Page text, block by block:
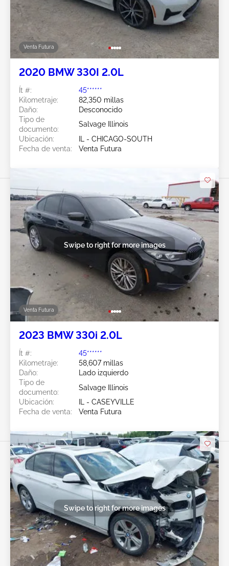
Venta Futura
2020 BMW 330I 2.0L
Ít #:
45******
Kilometraje:
82,350 millas
Daño:
Desconocido
Tipo de
documento:
Salvage Illinois
Ubicación:
IL - CHICAGO-SOUTH
Fecha de venta:
Venta Futura
Venta Futura
Swipe to right for more images
2023 BMW 330i 2.0L
Ít #:
45******
Kilometraje:
58,607 millas
Daño:
Lado izquierdo
Tipo de
documento:
Salvage Illinois
Ubicación:
IL - CASEYVILLE
Fecha de venta:
Venta Futura
Swipe to right for more images